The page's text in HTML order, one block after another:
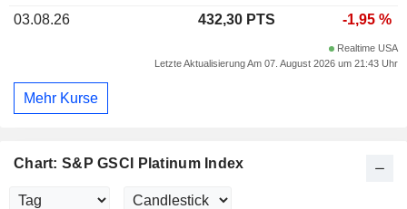
Chart: S&P GSCI Platinum Index
03.08.26
432,30 PTS -1,95 %
Realtime USA
Letzte Aktualisierung Am 07. August 2026 um 21:43 Uhr
Mehr Kurse